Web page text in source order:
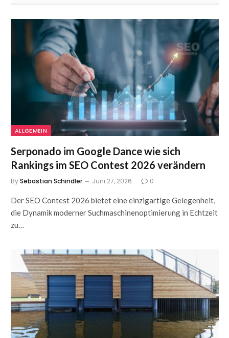
ALLGEMEIN
Serponado im Google Dance wie sich
Rankings im SEO Contest 2026 verändern
BySebastian Schindler Juni 27, 2026 0
Der SEO Contest 2026 bietet eine einzigartige Gelegenheit,
die Dynamik moderner Suchmaschinenoptimierung in Echtzeit
zu…